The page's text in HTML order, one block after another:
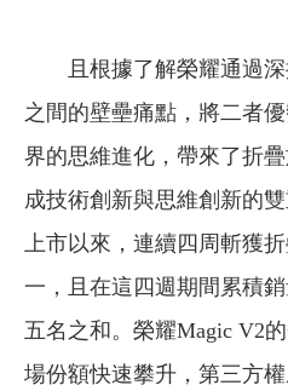
且根據了解榮耀通過
之間的壁壘痛點，將二者
界的思維進化，帶來了折
成技術創新與思維創新的
上市以來，連續四周斬獲
一，且在這四週期間累積銷
五名之和。榮耀Magic V2
場份額快速攀升，第三方